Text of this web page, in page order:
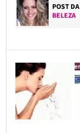
POST
BELEZA